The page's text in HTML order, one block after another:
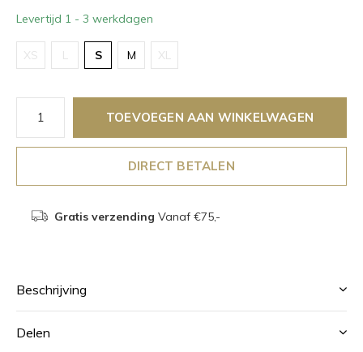
Levertijd 1 - 3 werkdagen
XS L S M XL
TOEVOEGEN AAN WINKELWAGEN
DIRECT BETALEN
Gratis verzending Vanaf €75,-
Beschrijving
Delen